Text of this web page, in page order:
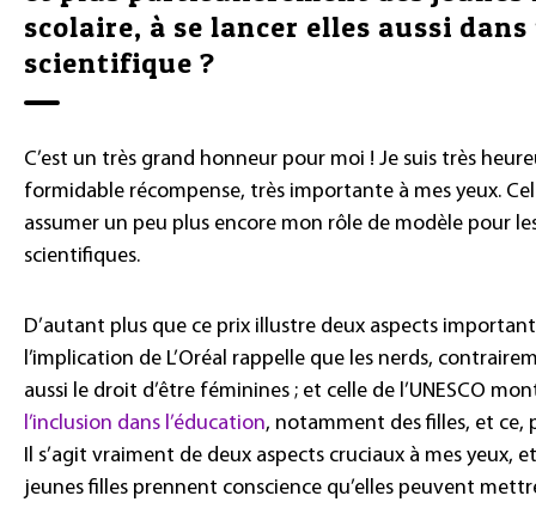
scolaire, à se lancer elles aussi
scientifique ?
C’est un très grand honneur pour moi ! Je suis très
formidable récompense, très importante à mes yeux.
assumer un peu plus encore mon rôle de modèle pour
scientifiques.
D’autant plus que ce prix illustre deux aspects
l’implication de L’Oréal rappelle que les nerds,
aussi le droit d’être féminines ; et celle de l’UNESCO
l’inclusion dans l’éducation, notamment des filles, et ce,
Il s’agit vraiment de deux aspects cruciaux à mes yeux,
jeunes filles prennent conscience qu’elles peuvent